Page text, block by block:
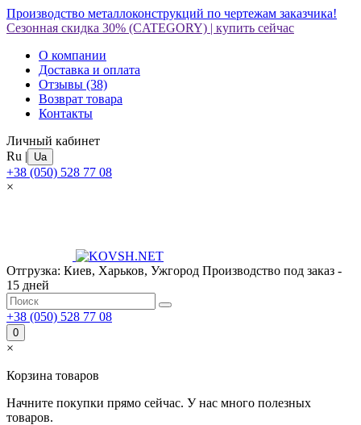
Производство металлоконструкций по чертежам заказчика!
Сезонная скидка 30% (CATEGORY) | купить сейчас
О компании
Доставка и оплата
Отзывы (38)
Возврат товара
Контакты
Личный кабинет
Ru | Ua
+38 (050) 528 77 08
×
Отгрузка: Киев, Харьков, Ужгород Производство под заказ -
15 дней
+38 (050) 528 77 08
0
×
Корзина товаров
Начните покупки прямо сейчас. У нас много полезных
товаров.